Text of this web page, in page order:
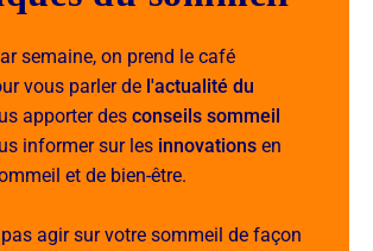
semaine, on prend le café
vous parler de l'actualité du
apporter des conseils sommeil
informer sur les innovations en
et de bien-être.
agir sur votre sommeil de façon